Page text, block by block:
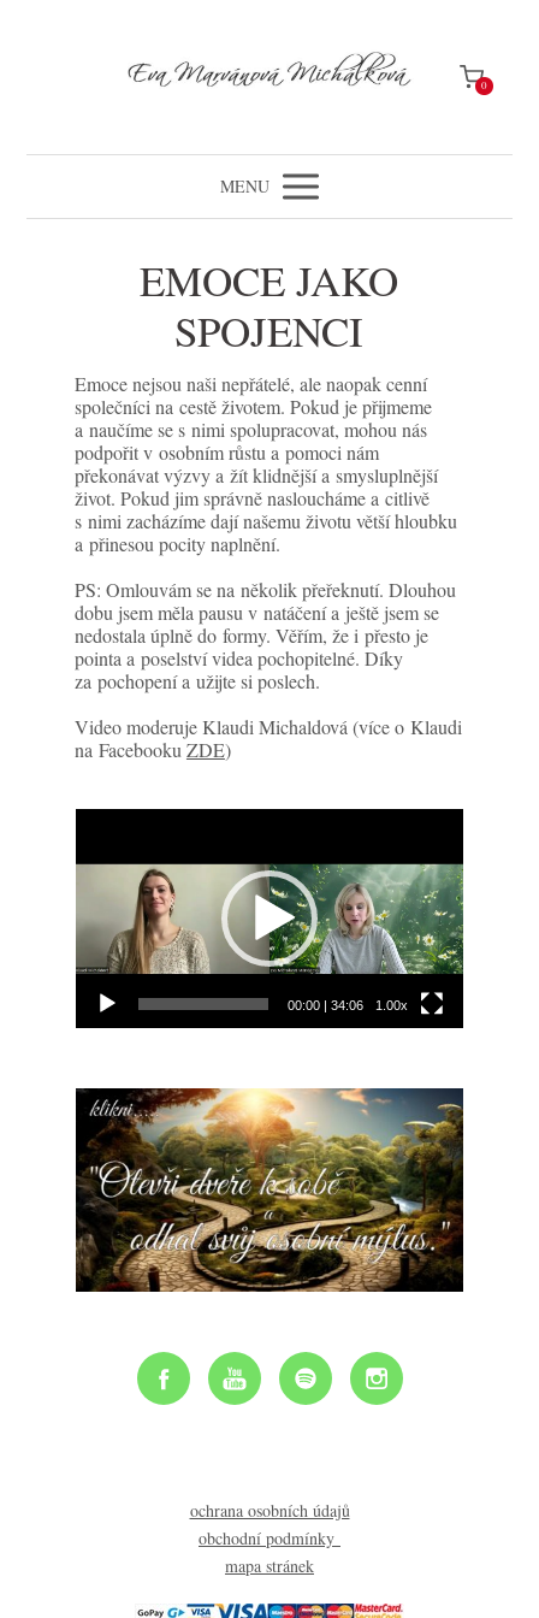
0
MENU
EMOCE JAKO
SPOJENCI
Emoce nejsou naši nepřátelé, ale naopak cenní
společníci na cestě životem. Pokud je přijmeme
a naučíme se s nimi spolupracovat, mohou nás
podpořit v osobním růstu a pomoci nám
překonávat výzvy a žít klidnější a smysluplnější
život. Pokud jim správně nasloucháme a citlivě
s nimi zacházíme dají našemu životu větší hloubku
a přinesou pocity naplnění.
PS: Omlouvám se na několik přeřeknutí. Dlouhou
dobu jsem měla pausu v natáčení a ještě jsem se
nedostala úplně do formy. Věřím, že i přesto je
pointa a poselství videa pochopitelné. Díky
za pochopení a užijte si poslech.
Video moderuje Klaudi Michaldová (více o Klaudi
na FacebookuZDE)
00:00 |34:06 1.00x
ochrana osobních údajů
obchodní podmínky
mapa stránek